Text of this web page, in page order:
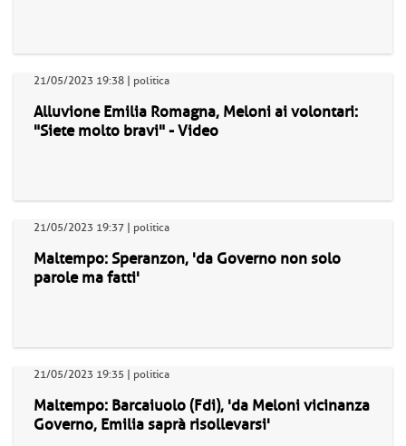
21/05/2023 19:38 | politica
Alluvione Emilia Romagna, Meloni ai volontari:
"Siete molto bravi" - Video
21/05/2023 19:37 | politica
Maltempo: Speranzon, 'da Governo non solo
parole ma fatti'
21/05/2023 19:35 | politica
Maltempo: Barcaiuolo (Fdi), 'da Meloni vicinanza
Governo, Emilia saprà risollevarsi'